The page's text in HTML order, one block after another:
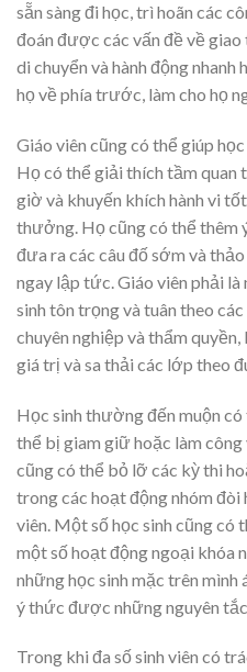
sẵn sàng đi học, trì hoãn các
đoán được các vấn đề về giao
di chuyển và hành động
họ về phía trước, làm cho họ
Giáo viên cũng có thể giúp
Họ có thể giải thích tầm quan
giờ và khuyến khích hành vi
thưởng. Họ cũng có thể thêm
đưa ra các câu đố sớm và
ngay lập tức. Giáo viên phải
sinh tôn trọng và tuân theo
chuyên nghiệp và thẩm
giá trị và sa thải các lớp theo
Học sinh thường đến muộn
thể bị giam giữ hoặc làm công
cũng có thể bỏ lỡ các kỳ thi
trong các hoạt động nhóm đòi
viên. Một số học sinh cũng có
một số hoạt động ngoại khóa
những học sinh mặc trên
ý thức được những nguyên
Trong khi đa số sinh viên có